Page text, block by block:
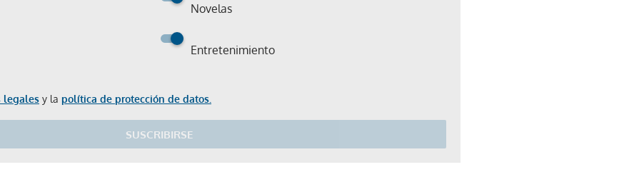
Novelas
Entretenimiento
legales y la política de protección de datos.
SUSCRIBIRSE